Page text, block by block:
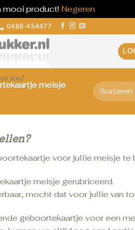
mooi product! Negeren
0488-454477
jou!
meisje
voor jullie meisje te
meisje gerubriceerd.
mocht dat voor jullie van
geboortekaartje voor een